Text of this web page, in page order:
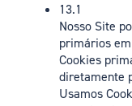
13.1
Nosso Site
primários
Cookies
diretamente
Usamos